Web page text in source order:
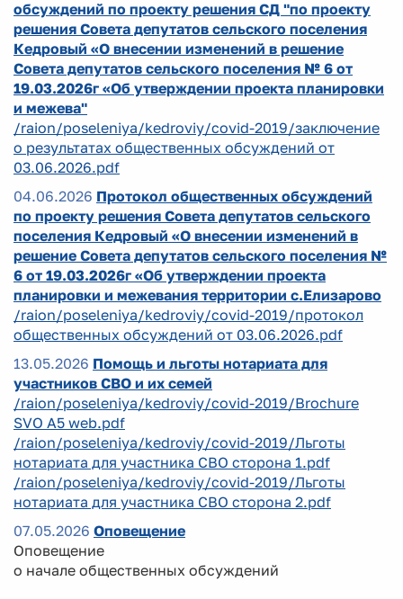
обсуждений по проекту решения СД "по проекту
решения Совета депутатов сельского поселения
Кедровый «О внесении изменений в решение
Совета депутатов сельского поселения № 6 от
19.03.2026г «Об утверждении проекта планировки
и межева"
/raion/poseleniya/kedroviy/covid-2019/заключение
о результатах общественных обсуждений от
03.06.2026.pdf
04.06.2026 Протокол общественных обсуждений
по проекту решения Совета депутатов сельского
поселения Кедровый «О внесении изменений в
решение Совета депутатов сельского поселения №
6 от 19.03.2026г «Об утверждении проекта
планировки и межевания территории с.Елизарово
/raion/poseleniya/kedroviy/covid-2019/протокол
общественных обсуждений от 03.06.2026.pdf
13.05.2026 Помощь и льготы нотариата для
участников СВО и их семей
/raion/poseleniya/kedroviy/covid-2019/Brochure
SVO A5 web.pdf
/raion/poseleniya/kedroviy/covid-2019/Льготы
нотариата для участника СВО сторона 1.pdf
/raion/poseleniya/kedroviy/covid-2019/Льготы
нотариата для участника СВО сторона 2.pdf
07.05.2026 Оповещение
Оповещение
о начале общественных обсуждений